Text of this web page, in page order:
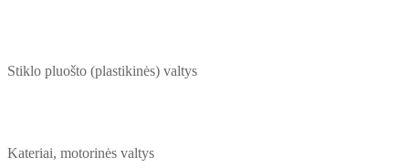
Stiklo pluošto (plastikinės) valtys
Kateriai, motorinės valtys